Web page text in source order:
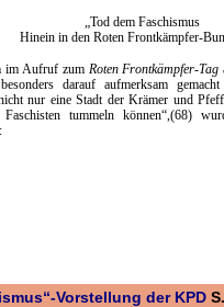
„Tod dem Faschismus
Hinein in den Roten Frontkämpfer-
im Aufruf zum Roten Frontkämpfer-Tag
darauf aufmerksam
nur eine Stadt der Krämer und
tummeln können“,(68)
Vorstellung der KPD